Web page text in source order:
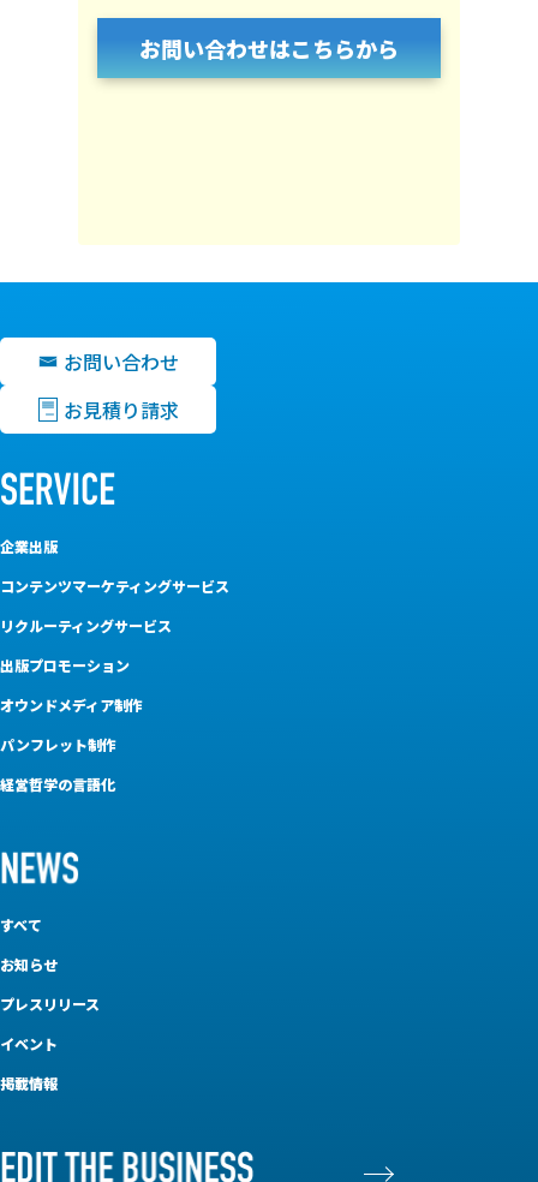
お問い合わせはこちらから
お問い合わせ
お見積り請求
企業出版
コンテンツマーケティングサービス
リクルーティングサービス
出版プロモーション
オウンドメディア制作
パンフレット制作
経営哲学の言語化
すべて
お知らせ
プレスリリース
イベント
掲載情報